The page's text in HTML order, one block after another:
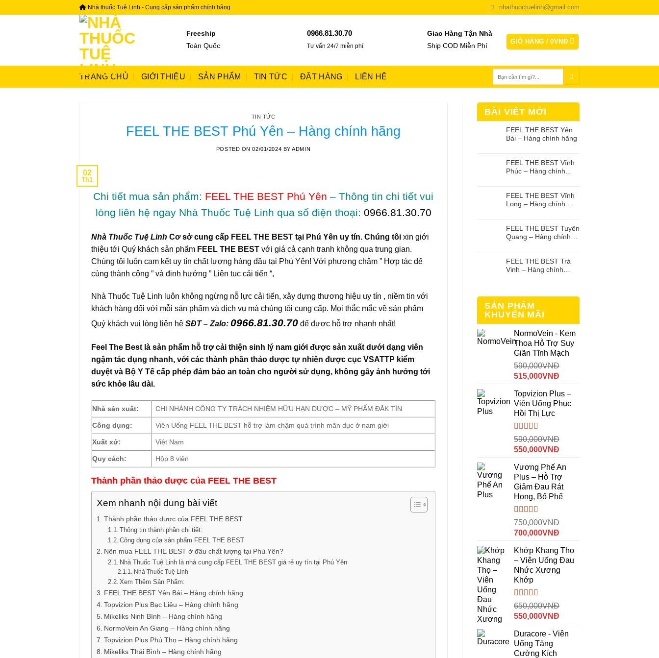
Nhà thuốc Tuệ Linh - Cung cấp sản phẩm chính hãng nhathuoctuelinh@gmail.com
Freeship
Toàn Quốc
0966.81.30.70
Tư vấn 24/7 miễn phí
Giao Hàng Tận Nhà
Ship COD Miễn Phí
GIỎ HÀNG /0VNĐ
TRANG CHỦ GIỚI THIỆU SẢN PHẨM TIN TỨC ĐẶT HÀNG LIÊN HỆ
kiếm:
TIN TỨC
FEEL THE BEST Phú Yên – Hàng chính hãng
POSTED ON02/01/2024 BYADMIN
02
Th1
Chi tiết mua sản phẩm: FEEL THE BEST Phú Yên – Thông tin chi tiết vui
lòng liên hệ ngay Nhà Thuốc Tuệ Linh qua số điện thoại: 0966.81.30.70
Nhà Thuốc Tuệ Linh Cơ sở cung cấp FEEL THE BEST tại Phú Yên uy tín. Chúng tôi xin giới
thiệu tới Quý khách sản phẩm FEEL THE BEST với giá cả cạnh tranh không qua trung gian.
Chúng tôi luôn cam kết uy tín chất lượng hàng đầu tại Phú Yên! Với phương châm ” Hợp tác để
cùng thành công ” và định hướng ” Liên tục cải tiến “,
Nhà Thuốc Tuệ Linh luôn không ngừng nỗ lực cải tiến, xây dựng thương hiệu uy tín , niềm tin với
khách hàng đối với mỗi sản phẩm và dịch vụ mà chúng tôi cung cấp. Mọi thắc mắc về sản phẩm
Quý khách vui lòng liên hệ SĐT – Zalo: 0966.81.30.70 để được hỗ trợ nhanh nhất!
Feel The Best là sản phẩm hỗ trợ cải thiện sinh lý nam giới được sản xuất dưới dạng viên
ngậm tác dụng nhanh, với các thành phần thảo dược tự nhiên được cục VSATTP kiểm
duyệt và Bộ Y Tế cấp phép đảm bảo an toàn cho người sử dụng, không gây ảnh hưởng tới
sức khỏe lâu dài.
Nhà sản xuất: CHI NHÁNH CÔNG TY TRÁCH NHIỆM HỮU HẠN DƯỢC – MỸ PHẨM ĐĂK TÍN
Công dụng: Viên Uống FEEL THE BEST hỗ trợ làm chậm quá trình mãn dục ở nam giới
Xuất xứ: Việt Nam
Quy cách: Hộp 8 viên
Thành phần thảo dược của FEEL THE BEST
Xem nhanh nội dung bài viết
Thành phần thảo dược của FEEL THE BEST
Thông tin thành phần chi tiết:
Công dụng của sản phẩm FEEL THE BEST
Nên mua FEEL THE BEST ở đâu chất lượng tại Phú Yên?
Nhà Thuốc Tuệ Linh là nhà cung cấp FEEL THE BEST giá rẻ uy tín tại Phú Yên
Nhà Thuốc Tuệ Linh
Xem Thêm Sản Phẩm:
FEEL THE BEST Yên Bái – Hàng chính hãng
Topvizion Plus Bạc Liêu – Hàng chính hãng
Mikeliks Ninh Bình – Hàng chính hãng
NormoVein An Giang – Hàng chính hãng
Topvizion Plus Phú Thọ – Hàng chính hãng
Mikeliks Thái Bình – Hàng chính hãng
BÀI VIẾT MỚI
FEEL THE BEST Yên
Bái – Hàng chính hãng
FEEL THE BEST Vĩnh
Phúc – Hàng chính
FEEL THE BEST Vĩnh
Long – Hàng chính
FEEL THE BEST Tuyên
Quang – Hàng chính
FEEL THE BEST Trà
Vinh – Hàng chính
SẢN PHẨM
KHUYẾN MÃI
NormoVein - Kem
Thoa Hỗ Trợ Suy
Giãn Tĩnh Mạch
590,000VNĐ
Giá
là:
590,000VNĐ.
515,000VNĐ
tại
là:
Topvizion Plus –
Viên Uống Phục
Hồi Thị Lực
Được
xếp
hạng
sao
590,000VNĐ
Giá
là:
590,000VNĐ.
550,000VNĐ
tại
là:
550,000VNĐ.
Vương Phế An
Plus – Hỗ Trợ
Giảm Đau Rát
Họng, Bổ Phế
Được xếp
hạng4.00
5 sao
750,000VNĐ
Giá
là:
750,000VNĐ.
700,000VNĐ
tại
là:
700,000VNĐ.
Khớp Khang Thọ
– Viên Uống Đau
Nhức Xương
Khớp
Được
xếp
hạng
sao
650,000VNĐ
Giá
là:
650,000VNĐ.
550,000VNĐ
tại
Duracore - Viên
Uống Tăng
Cường Kích